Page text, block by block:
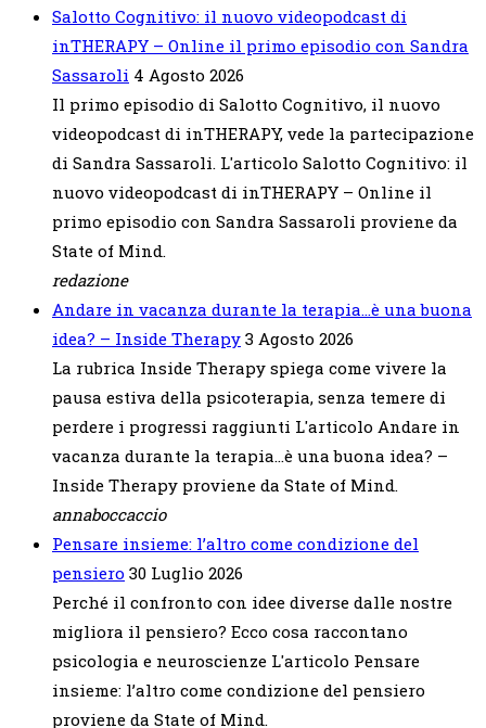
Salotto Cognitivo: il nuovo videopodcast di
inTHERAPY – Online il primo episodio con Sandra
Sassaroli 4 Agosto 2026
Il primo episodio di Salotto Cognitivo, il nuovo
videopodcast di inTHERAPY, vede la partecipazione
di Sandra Sassaroli. L'articolo Salotto Cognitivo: il
nuovo videopodcast di inTHERAPY – Online il
primo episodio con Sandra Sassaroli proviene da
State of Mind.
redazione
Andare in vacanza durante la terapia…è una buona
idea? – Inside Therapy 3 Agosto 2026
La rubrica Inside Therapy spiega come vivere la
pausa estiva della psicoterapia, senza temere di
perdere i progressi raggiunti L'articolo Andare in
vacanza durante la terapia…è una buona idea? –
Inside Therapy proviene da State of Mind.
annaboccaccio
Pensare insieme: l’altro come condizione del
pensiero 30 Luglio 2026
Perché il confronto con idee diverse dalle nostre
migliora il pensiero? Ecco cosa raccontano
psicologia e neuroscienze L'articolo Pensare
insieme: l’altro come condizione del pensiero
proviene da State of Mind.